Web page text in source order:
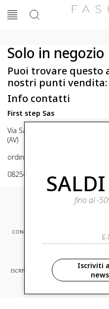
Solo in negozio
Puoi trovare questo
nostri punti vendita:
Info contatti
First step Sas
Via San Michele 16, Mirabella
(AV)
ordini@fashionscoppettuolo.it
0825449414
CONSEGNA EXPRESS
ISCRIVITI ED ACCEDI A PROMOZIONI
RISERVATE
fino al -
Iscriviti